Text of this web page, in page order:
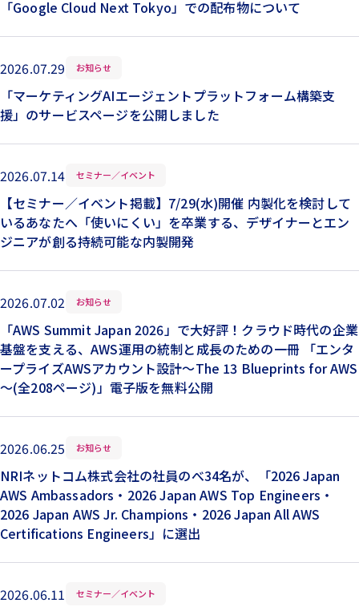
「Google Cloud Next Tokyo」での配布物について
2026.07.29 お知らせ
「マーケティングAIエージェントプラットフォーム構築支
援」のサービスページを公開しました
2026.07.14 セミナー／イベント
【セミナー／イベント掲載】7/29(水)開催 内製化を検討して
いるあなたへ「使いにくい」を卒業する、デザイナーとエン
ジニアが創る持続可能な内製開発
2026.07.02 お知らせ
「AWS Summit Japan 2026」で大好評！クラウド時代の企業
基盤を支える、AWS運用の統制と成長のための一冊 「エンタ
ープライズAWSアカウント設計～The 13 Blueprints for AWS
～(全208ページ)」電子版を無料公開
2026.06.25 お知らせ
NRIネットコム株式会社の社員のべ34名が、「2026 Japan
AWS Ambassadors・2026 Japan AWS Top Engineers・
2026 Japan AWS Jr. Champions・2026 Japan All AWS
Certifications Engineers」に選出
2026.06.11 セミナー／イベント